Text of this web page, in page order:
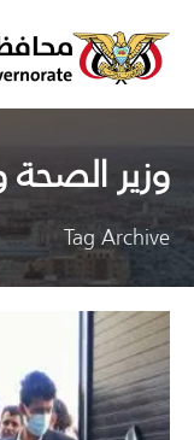
content
وزير
Tag Archive
for: